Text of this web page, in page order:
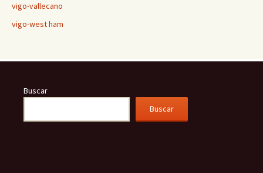
vigo-vallecano
vigo-west ham
Buscar
Buscar